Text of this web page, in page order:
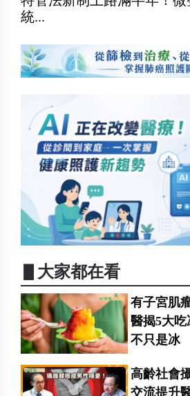
統...
▋大家都在看
有子宮肌
醫揭5大
不只是冰
高齡社會
交流提升